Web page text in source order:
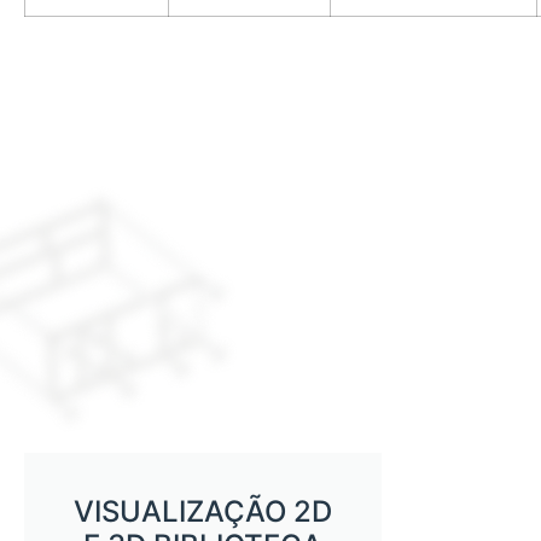
VISUALIZAÇÃO 2D